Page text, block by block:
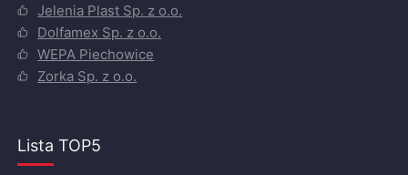
Jelenia Plast Sp. z o.o.
Dolfamex Sp. z o.o.
WEPA Piechowice
Zorka Sp. z o.o.
Lista TOP5